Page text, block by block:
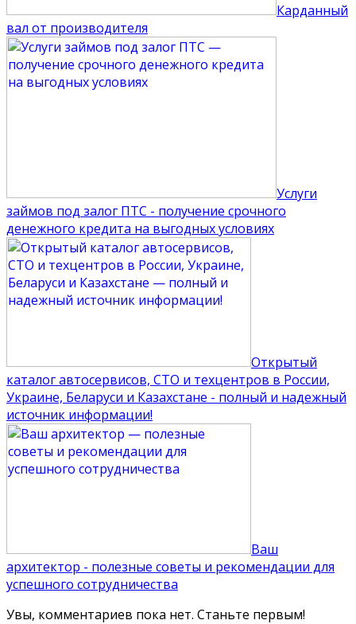
Карданный
вал от производителя
Услуги
займов под залог ПТС - получение срочного
денежного кредита на выгодных условиях
Открытый
каталог автосервисов, СТО и техцентров в России,
Украине, Беларуси и Казахстане - полный и надежный
источник информации!
Ваш
архитектор - полезные советы и рекомендации для
успешного сотрудничества
Увы, комментариев пока нет. Станьте первым!